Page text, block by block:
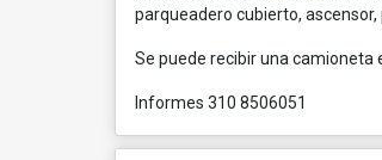
parqueadero cubierto, ascensor,
Se puede recibir una camioneta
Informes 310 8506051